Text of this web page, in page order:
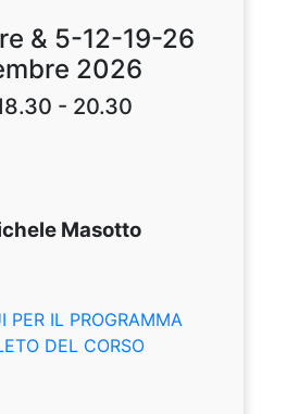
& 5-12-19-26
2026
- 20.30
Masotto
PER IL PROGRAMMA
DEL CORSO